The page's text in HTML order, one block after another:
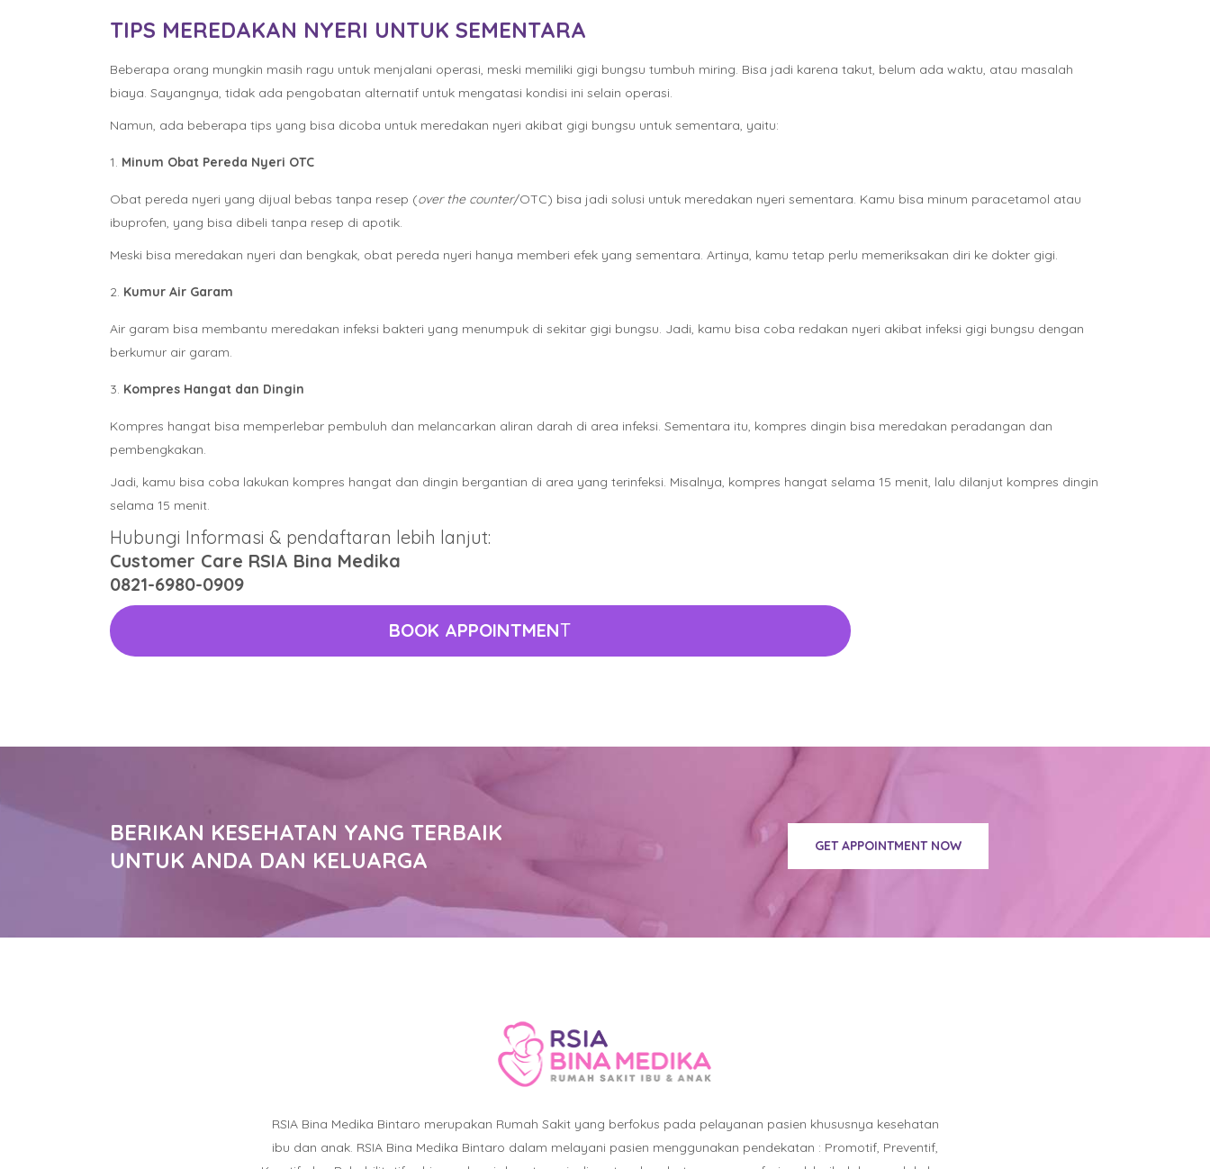
TIPS MEREDAKAN NYERI UNTUK SEMENTARA
Beberapa orang mungkin masih ragu untuk menjalani operasi, meski memiliki gigi bungsu tumbuh miring. Bisa jadi karena takut, belum ada waktu, atau masalah
biaya. Sayangnya, tidak ada pengobatan alternatif untuk mengatasi kondisi ini selain operasi.
Namun, ada beberapa tips yang bisa dicoba untuk meredakan nyeri akibat gigi bungsu untuk sementara, yaitu:
Minum Obat Pereda Nyeri OTC
Obat pereda nyeri yang dijual bebas tanpa resep (over the counter/OTC) bisa jadi solusi untuk meredakan nyeri sementara. Kamu bisa minum paracetamol atau
ibuprofen, yang bisa dibeli tanpa resep di apotik.
Meski bisa meredakan nyeri dan bengkak, obat pereda nyeri hanya memberi efek yang sementara. Artinya, kamu tetap perlu memeriksakan diri ke dokter gigi.
Kumur Air Garam
Air garam bisa membantu meredakan infeksi bakteri yang menumpuk di sekitar gigi bungsu. Jadi, kamu bisa coba redakan nyeri akibat infeksi gigi bungsu dengan
berkumur air garam.
Kompres Hangat dan Dingin
Kompres hangat bisa memperlebar pembuluh dan melancarkan aliran darah di area infeksi. Sementara itu, kompres dingin bisa meredakan peradangan dan
pembengkakan.
Jadi, kamu bisa coba lakukan kompres hangat dan dingin bergantian di area yang terinfeksi. Misalnya, kompres hangat selama 15 menit, lalu dilanjut kompres dingin
selama 15 menit.
Hubungi Informasi & pendaftaran lebih lanjut:
Customer Care RSIA Bina Medika
0821-6980-0909
BOOK APPOINTMENT
BERIKAN KESEHATAN YANG TERBAIK
UNTUK ANDA DAN KELUARGA
GET APPOINTMENT NOW
RSIA Bina Medika Bintaro merupakan Rumah Sakit yang berfokus pada pelayanan pasien khususnya kesehatan
ibu dan anak. RSIA Bina Medika Bintaro dalam melayani pasien menggunakan pendekatan : Promotif, Preventif,